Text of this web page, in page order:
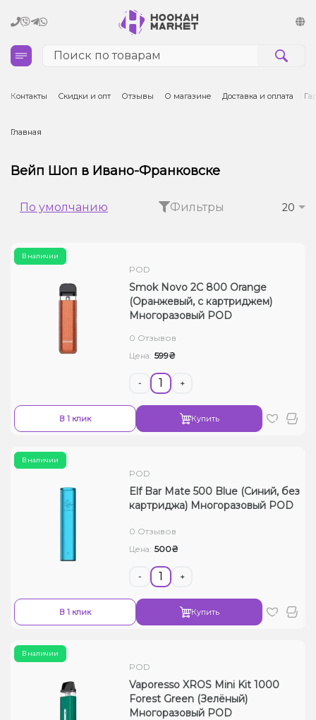
Кальяны
Табак для кальяна и кальянные смеси
Электронные сигареты (POD)
Комплектующие для POD
Жидкости для электронных сигарет
Уценка
Контакты Скидки и опт Отзывы О магазине Доставка и оплата
Главная
Вейп Шоп в Ивано-Франковске
По умолчанию Фильтры 20
В наличии
POD
Smok Novo 2C 800 Orange
(Оранжевый, с картриджем)
Многоразовый POD
0 Отзывов
Цена: 599₴
- +
В 1 клик Купить
В наличии
POD
Elf Bar Mate 500 Blue (Синий, без
картриджа) Многоразовый POD
0 Отзывов
Цена: 500₴
- +
В 1 клик Купить
В наличии
POD
Vaporesso XROS Mini Kit 1000
Forest Green (Зелёный)
Многоразовый POD